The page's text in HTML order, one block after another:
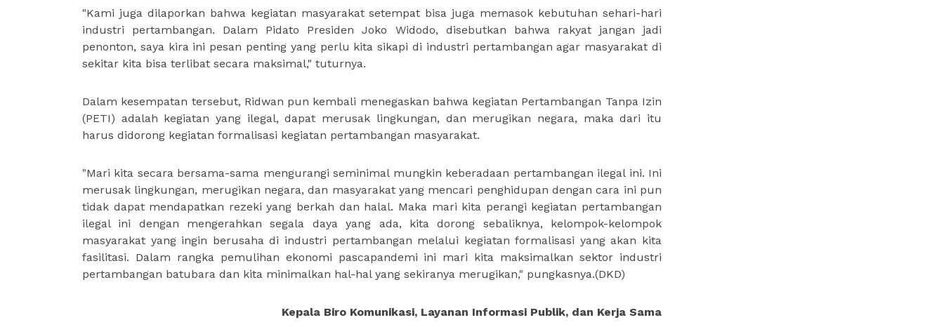
"Kami juga dilaporkan bahwa kegiatan masyarakat setempat bisa juga memasok kebutuhan sehari-hari
industri pertambangan. Dalam Pidato Presiden Joko Widodo, disebutkan bahwa rakyat jangan jadi
penonton, saya kira ini pesan penting yang perlu kita sikapi di industri pertambangan agar masyarakat di
sekitar kita bisa terlibat secara maksimal," tuturnya.
Dalam kesempatan tersebut, Ridwan pun kembali menegaskan bahwa kegiatan Pertambangan Tanpa Izin
(PETI) adalah kegiatan yang ilegal, dapat merusak lingkungan, dan merugikan negara, maka dari itu
harus didorong kegiatan formalisasi kegiatan pertambangan masyarakat.
"Mari kita secara bersama-sama mengurangi seminimal mungkin keberadaan pertambangan ilegal ini. Ini
merusak lingkungan, merugikan negara, dan masyarakat yang mencari penghidupan dengan cara ini pun
tidak dapat mendapatkan rezeki yang berkah dan halal. Maka mari kita perangi kegiatan pertambangan
ilegal ini dengan mengerahkan segala daya yang ada, kita dorong sebaliknya, kelompok-kelompok
masyarakat yang ingin berusaha di industri pertambangan melalui kegiatan formalisasi yang akan kita
fasilitasi. Dalam rangka pemulihan ekonomi pascapandemi ini mari kita maksimalkan sektor industri
pertambangan batubara dan kita minimalkan hal-hal yang sekiranya merugikan," pungkasnya.(DKD)
Kepala Biro Komunikasi, Layanan Informasi Publik, dan Kerja Sama